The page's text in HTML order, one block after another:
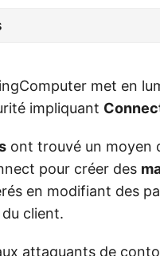
met en
impliquant
ont trouvé un moyen
pour créer des
en modifiant des
du client.
attaquants de